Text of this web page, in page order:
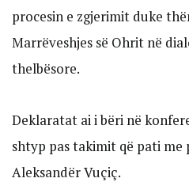
procesin e zgjerimit duke
Marrëveshjes së Ohrit në
thelbësore.
Deklaratat ai i bëri në
shtyp pas takimit që pati me
Aleksandër Vuçiç.